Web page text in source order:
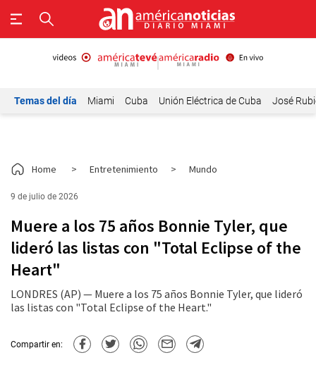
Temas del día Miami Cuba Unión Eléctrica de Cuba José
Home > Entretenimiento > Mundo
9 de julio de 2026
Muere a los 75 años Bonnie Tyler, que
lideró las listas con "Total Eclipse of the
Heart"
LONDRES (AP) — Muere a los 75 años Bonnie Tyler, que lideró
las listas con "Total Eclipse of the Heart."
Compartir en: